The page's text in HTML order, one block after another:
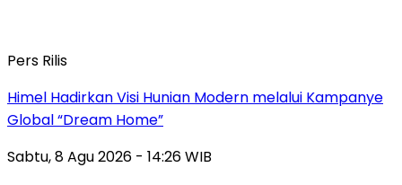
Pers Rilis
Himel Hadirkan Visi Hunian Modern melalui Kampanye
Global “Dream Home”
Sabtu, 8 Agu 2026 - 14:26 WIB